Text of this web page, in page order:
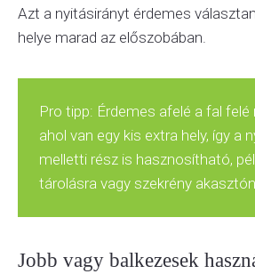
Azt a nyitásirányt érdemes
helye marad az előszobában.
Pro tipp: Érdemes afelé a fal felé
ahol van egy kis extra hely, így a
melletti rész is hasznosítható,
tárolásra vagy szekrény
Jobb vagy balkezesek